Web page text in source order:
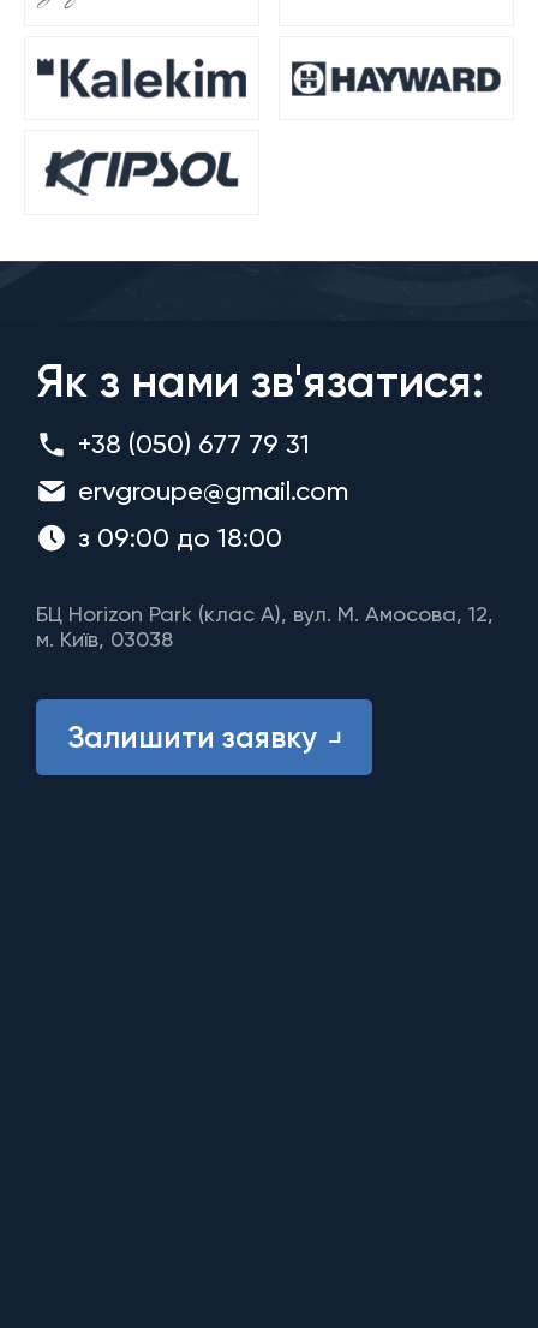
Як з нами зв'язатися:
+38 (050) 677 79 31
ervgroupe@gmail.com
з 09:00 до 18:00
БЦ Horizon Park (клас A), вул. М. Амосова, 12,
м. Київ, 03038
Залишити заявку